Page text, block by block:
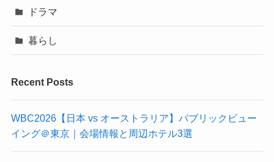
ドラマ
暮らし
Recent Posts
WBC2026【日本 vs オーストラリア】パブリックビュー
イング＠東京｜会場情報と周辺ホテル3選